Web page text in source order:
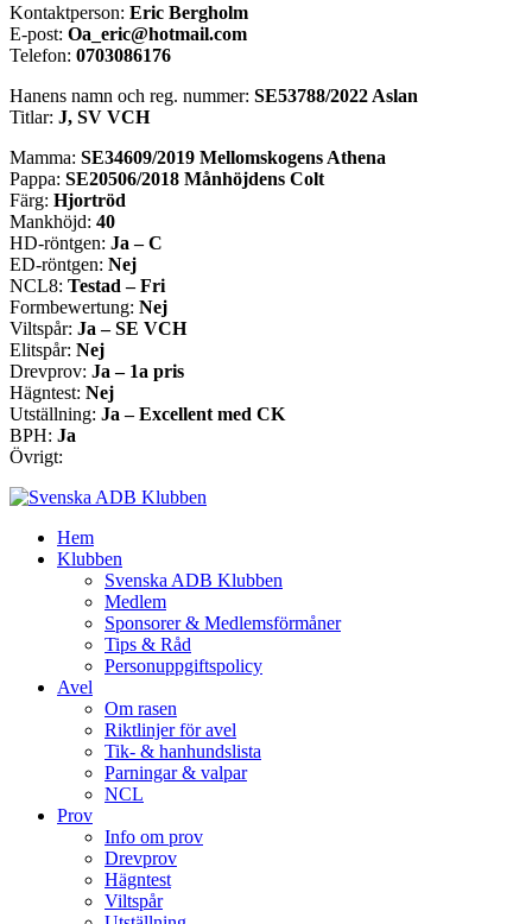
Kontaktperson: Eric Bergholm
E-post: Oa_eric@hotmail.com
Telefon: 0703086176
Hanens namn och reg. nummer: SE53788/2022 Aslan
Titlar: J, SV VCH
Mamma: SE34609/2019 Mellomskogens Athena
Pappa: SE20506/2018 Månhöjdens Colt
Färg: Hjortröd
Mankhöjd: 40
HD-röntgen: Ja – C
ED-röntgen: Nej
NCL8: Testad – Fri
Formbewertung: Nej
Viltspår: Ja – SE VCH
Elitspår: Nej
Drevprov: Ja – 1a pris
Hägntest: Nej
Utställning: Ja – Excellent med CK
BPH: Ja
Övrigt:
Hem
Klubben
Svenska ADB Klubben
Medlem
Sponsorer & Medlemsförmåner
Tips & Råd
Personuppgiftspolicy
Avel
Om rasen
Riktlinjer för avel
Tik- & hanhundslista
Parningar & valpar
NCL
Prov
Info om prov
Drevprov
Hägntest
Viltspår